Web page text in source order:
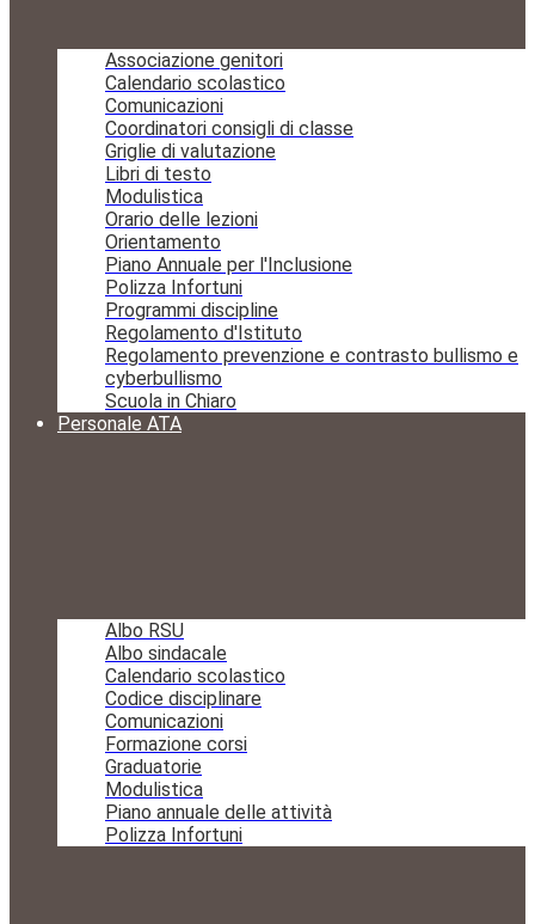
Associazione genitori
Calendario scolastico
Comunicazioni
Coordinatori consigli di classe
Griglie di valutazione
Libri di testo
Modulistica
Orario delle lezioni
Orientamento
Piano Annuale per l'Inclusione
Polizza Infortuni
Programmi discipline
Regolamento d'Istituto
Regolamento prevenzione e contrasto bullismo e
cyberbullismo
Scuola in Chiaro
Personale ATA
Albo RSU
Albo sindacale
Calendario scolastico
Codice disciplinare
Comunicazioni
Formazione corsi
Graduatorie
Modulistica
Piano annuale delle attività
Polizza Infortuni